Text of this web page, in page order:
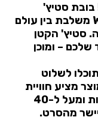
בובת סטיץ'
האינטראקטיבית מבית WOW! Stuff משלבת בין עולם
סטיץ' הקטן
– ומוכן
לשלוט
מציע חוויית
משחק סוחפת עם תנועות ריאליסטיות ומעל ל-40
מהסרט.